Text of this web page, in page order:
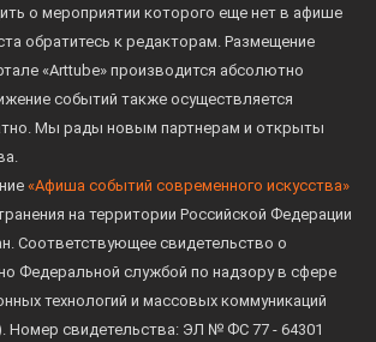
о мероприятии которого еще нет в афише
обратитесь к редакторам. Размещение
«Arttube» производится абсолютно
событий также осуществляется
Мы рады новым партнерам и открыты
«Афиша событий современного искусства»
на территории Российской Федерации
Соответствующее свидетельство о
Федеральной службой по надзору в сфере
технологий и массовых коммуникаций
Номер свидетельства: ЭЛ № ФС 77 - 64301